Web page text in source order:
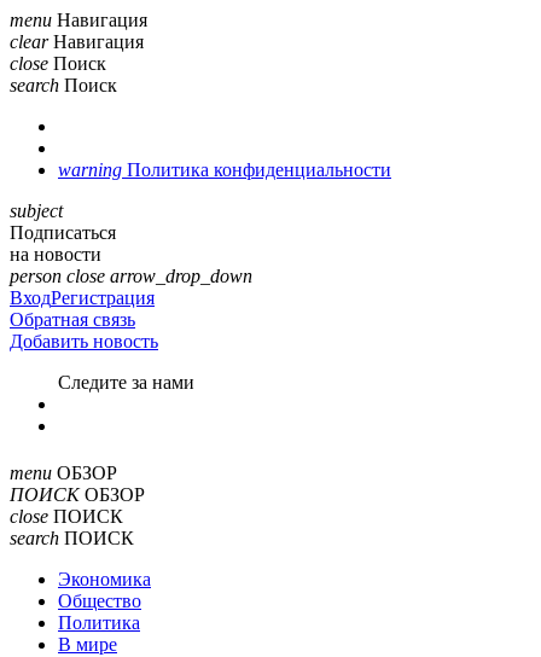
menu Навигация
clear Навигация
close Поиск
search Поиск
warning Политика конфиденциальности
subject
Подписаться
на новости
person close arrow_drop_down
ВходРегистрация
Обратная связь
Добавить новость
Cледите за нами
menu ОБЗОР
ПОИСК ОБЗОР
close ПОИСК
search ПОИСК
Экономика
Общество
Политика
В мире